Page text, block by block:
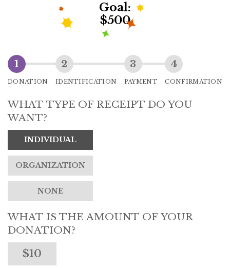
Goal:
$500
DONATION IDENTIFICATION PAYMENT CONFIRMATION
WHAT TYPE OF RECEIPT DO YOU
WANT?
INDIVIDUAL
ORGANIZATION
NONE
WHAT IS THE AMOUNT OF YOUR
DONATION?
$10